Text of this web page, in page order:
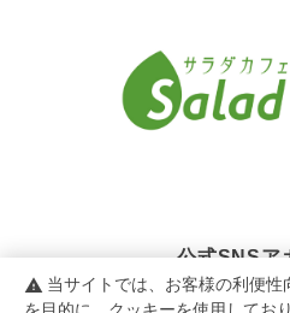
公式SNSア
warning 当サイトでは、お客様の利便